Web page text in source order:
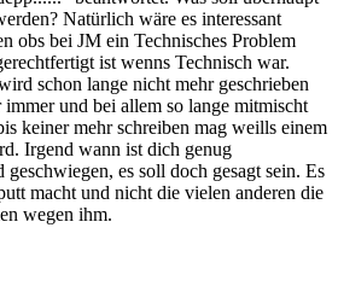
Natürlich wäre es interessant
obs bei JM ein Technisches Problem
ist wenns Technisch war.
schon lange nicht mehr geschrieben
und bei allem so lange mitmischt
keiner mehr schreiben mag weills einem
Irgend wann ist dich genug
geschwiegen, es soll doch gesagt sein. Es
macht und nicht die vielen anderen die
wegen ihm.